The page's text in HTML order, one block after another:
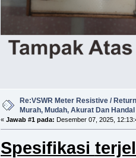
Re:VSWR Meter Resistive /
Murah, Mudah, Akurat Dan Handal
« Jawab #1 pada: Desember 07, 2025,
Spesifikasi